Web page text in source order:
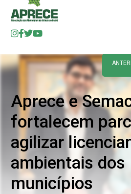
Aprece e
fortalecem
agilizar
ambientais dos
municípios